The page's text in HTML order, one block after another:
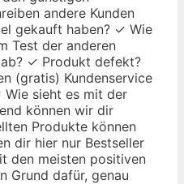
andere Kunden
gekauft haben? ✓ Wie
Test der anderen
✓ Produkt defekt?
(gratis) Kundenservice
sieht es mit der
können wir dir
Produkte können
dir hier nur Bestseller
den meisten positiven
Grund dafür, genau